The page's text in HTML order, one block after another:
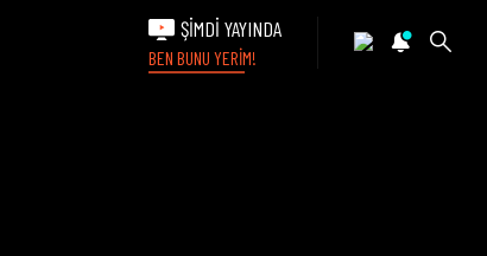
ŞİMDİ YAYINDA
BEN BUNU YERİM!